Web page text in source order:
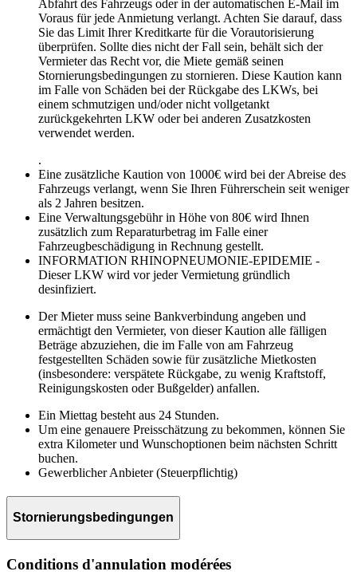
Abfahrt des Fahrzeugs oder in der automatischen E-Mail im
Voraus für jede Anmietung verlangt. Achten Sie darauf, dass
Sie das Limit Ihrer Kreditkarte für die Vorautorisierung
überprüfen. Sollte dies nicht der Fall sein, behält sich der
Vermieter das Recht vor, die Miete gemäß seinen
Stornierungsbedingungen zu stornieren. Diese Kaution kann
im Falle von Schäden bei der Rückgabe des LKWs, bei
einem schmutzigen und/oder nicht vollgetankt
zurückgekehrten LKW oder bei anderen Zusatzkosten
verwendet werden.
.
Eine zusätzliche Kaution von 1000€ wird bei der Abreise des
Fahrzeugs verlangt, wenn Sie Ihren Führerschein seit weniger
als 2 Jahren besitzen.
Eine Verwaltungsgebühr in Höhe von 80€ wird Ihnen
zusätzlich zum Reparaturbetrag im Falle einer
Fahrzeugbeschädigung in Rechnung gestellt.
INFORMATION RHINOPNEUMONIE-EPIDEMIE -
Dieser LKW wird vor jeder Vermietung gründlich
desinfiziert.
Der Mieter muss seine Bankverbindung angeben und
ermächtigt den Vermieter, von dieser Kaution alle fälligen
Beträge abzuziehen, die im Falle von am Fahrzeug
festgestellten Schäden sowie für zusätzliche Mietkosten
(insbesondere: verspätete Rückgabe, zu wenig Kraftstoff,
Reinigungskosten oder Bußgelder) anfallen.
Ein Miettag besteht aus 24 Stunden.
Um eine genauere Preisschätzung zu bekommen, können Sie
extra Kilometer und Wunschoptionen beim nächsten Schritt
buchen.
Gewerblicher Anbieter (Steuerpflichtig)
Stornierungsbedingungen
Conditions d'annulation modérées